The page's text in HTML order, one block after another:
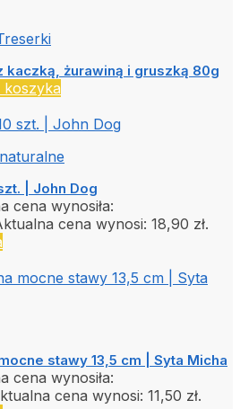
kaczką, żurawiną i gruszką 80g
koszyka
| John Dog
cena wynosiła:
cena wynosi: 18,90 zł.
stawy 13,5 cm | Syta Micha
cena wynosiła:
cena wynosi: 11,50 zł.